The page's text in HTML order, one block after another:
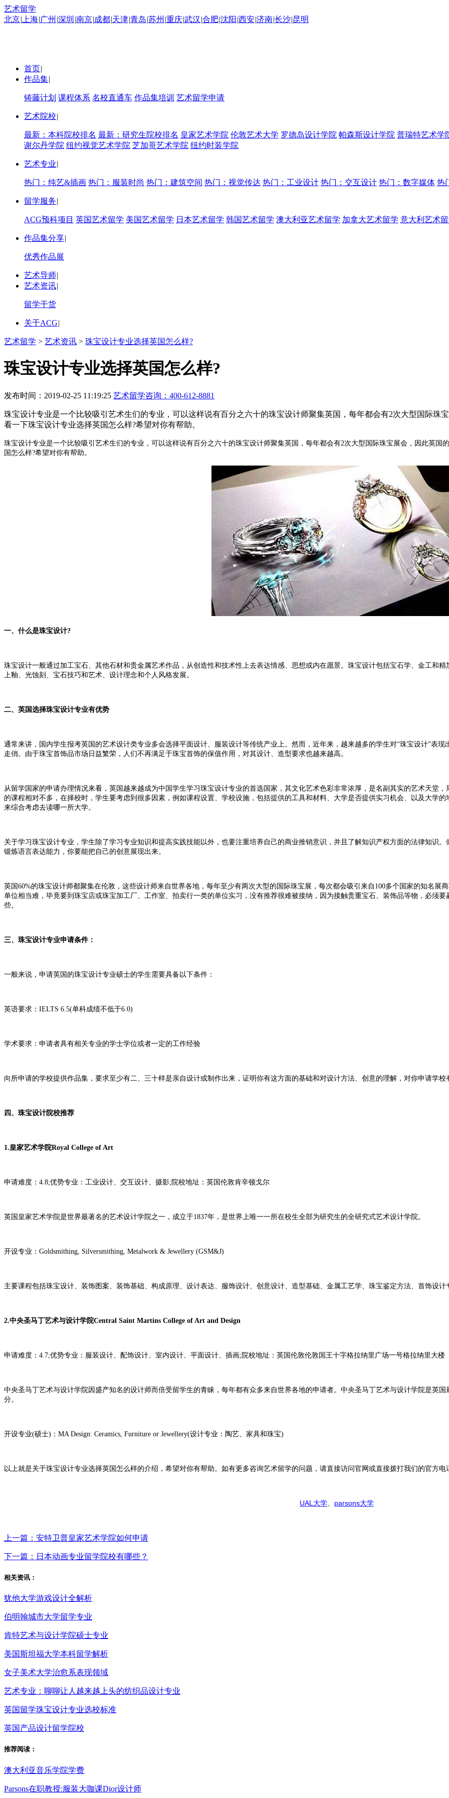
艺术留学
北京| 上海|广州 |深圳 |南京|成都|天津|青岛|苏州 |重庆|武汉 |合肥|沈阳 |西安|济南|长沙|昆明
首页|
作品集|
铸藤计划 课程体系 名校直通车 作品集培训 艺术留学申请
艺术院校|
最新：本科院校排名 最新：研究生院校排名 皇家艺术学院 伦敦艺术大学 罗德岛设计学院 帕森斯设计学院 普瑞特艺术学
谢尔丹学院 纽约视觉艺术学院 芝加哥艺术学院 纽约时装学院
艺术专业|
热门：纯艺&插画 热门：服装时尚 热门：建筑空间 热门：视觉传达 热门：工业设计 热门：交互设计 热门：数字媒体 热
留学服务|
ACG预科项目 英国艺术留学 美国艺术留学 日本艺术留学 韩国艺术留学 澳大利亚艺术留学 加拿大艺术留学 意大利艺术
作品集分享|
优秀作品展
艺术导师|
艺术资讯|
留学干货
关于ACG|
艺术留学 > 艺术资讯 > 珠宝设计专业选择英国怎么样?
珠宝设计专业选择英国怎么样?
发布时间：2019-02-25 11:19:25 艺术留学咨询： 400-612-8881
珠宝设计专业是一个比较吸引艺术生们的专业，可以这样说有百分之六十的珠宝设计师聚集英国，每年都会有2次大型国际珠
看一下珠宝设计专业选择英国怎么样?希望对你有帮助。
珠宝设计专业是一个比较吸引艺术生们的专业，可以这样说有百分之六十的珠宝设计师聚集英国，每年都会有2次大型国际珠宝展会，因此英国
国怎么样?希望对你有帮助。
一、什么是珠宝设计?
珠宝设计一般通过加工宝石、其他石材和贵金属艺术作品，从创造性和技术性上去表达情感、思想或内在愿景。珠宝设计包括宝石学、金工和
上釉、光蚀刻、宝石技巧和艺术、设计理念和个人风格发展。
二、英国选择珠宝设计专业有优势
通常来讲，国内学生报考英国的艺术设计类专业多会选择平面设计、服装设计等传统产业上。然而，近年来，越来越多的学生对“珠宝设计”表
走俏。由于珠宝首饰品市场日益繁荣，人们不再满足于珠宝首饰的保值作用，对其设计、造型要求也越来越高。
从留学国家的申请办理情况来看，英国越来越成为中国学生学习珠宝设计专业的首选国家，其文化艺术色彩非常浓厚，是名副其实的艺术天堂
的课程相对不多，在择校时，学生要考虑到很多因素，例如课程设置、学校设施，包括提供的工具和材料、大学是否提供实习机会、以及大学
来综合考虑去读哪一所大学。
关于学习珠宝设计专业，学生除了学习专业知识和提高实践技能以外，也要注重培养自己的商业推销意识，并且了解知识产权方面的法律知识
锻炼语言表达能力，你要能把自己的创意展现出来。
英国60%的珠宝设计师都聚集在伦敦，这些设计师来自世界各地，每年至少有两次大型的国际珠宝展，每次都会吸引来自100多个国家的知名展
单位相当难，毕竟要到珠宝店或珠宝加工厂、工作室、拍卖行一类的单位实习，没有推荐很难被接纳，因为接触贵重宝石、装饰品等物，必须
些。
三、珠宝设计专业申请条件：
一般来说，申请英国的珠宝设计专业硕士的学生需要具备以下条件：
英语要求：IELTS 6.5(单科成绩不低于6.0)
学术要求：申请者具有相关专业的学士学位或者一定的工作经验
向所申请的学校提供作品集，要求至少有二、三十样是亲自设计或制作出来，证明你有这方面的基础和对设计方法、创意的理解，对你申请学校
四、珠宝设计院校推荐
1.皇家艺术学院Royal College of Art
申请难度：4.8;优势专业：工业设计、交互设计、摄影;院校地址：英国伦敦肯辛顿戈尔
英国皇家艺术学院是世界最著名的艺术设计学院之一，成立于1837年，是世界上唯一一所在校生全部为研究生的全研究式艺术设计学院。
开设专业：Goldsmithing, Silversmithing, Metalwork & Jewellery (GSM&J)
主要课程包括珠宝设计、装饰图案、装饰基础、构成原理、设计表达、服饰设计、创意设计、造型基础、金属工艺学、珠宝鉴定方法、首饰设计
2.中央圣马丁艺术与设计学院Central Saint Martins College of Art and Design
申请难度：4.7;优势专业：服装设计、配饰设计、室内设计、平面设计、插画;院校地址：英国伦敦伦敦国王十字格拉纳里广场一号格拉纳里大楼
中央圣马丁艺术与设计学院因盛产知名的设计师而倍受留学生的青睐，每年都有众多来自世界各地的申请者。中央圣马丁艺术与设计学院是英
分。
开设专业(硕士)：MA Design: Ceramics, Furniture or Jewellery(设计专业：陶艺、家具和珠宝)
以上就是关于珠宝设计专业选择英国怎么样的介绍，希望对你有帮助。如有更多咨询艺术留学的问题，请直接访问官网或直接拨打我们的官方电
UAL 大学 parsons大学
上一篇：安特卫普皇家艺术学院如何申请
下一篇：日本动画专业留学院校有哪些？
相关资讯：
犹他大学游戏设计全解析
伯明翰城市大学留学专业
肯特艺术与设计学院硕士专业
美国斯坦福大学本科留学解析
女子美术大学治愈系表现领域
艺术专业：聊聊让人越来越上头的纺织品设计专业
英国留学珠宝设计专业选校标准
英国产品设计留学院校
推荐阅读：
澳大利亚音乐学院学费
Parsons在职教授:服装大咖课Dior设计师